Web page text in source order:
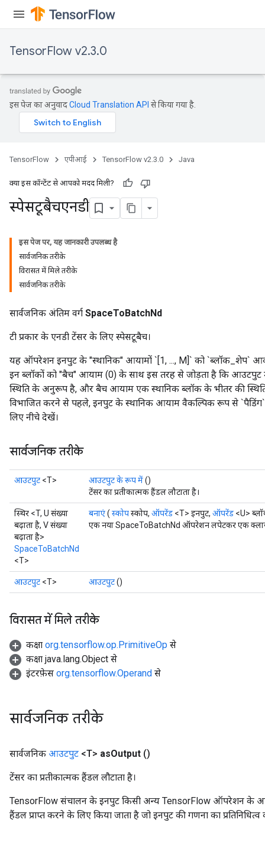
TensorFlow v2.3.0
इस पेज का अनुवादCloud Translation API से किया गया है.
TensorFlow एपीआई TensorFlow v2.3.0 Java
क्या इस कॉन्टेंट से आपको मदद मिली?
स्पेसटूबैचएनडी
इस पेज पर, यह जानकारी उपलब्ध है
सार्वजनिक तरीके
विरासत में मिले तरीके
सार्वजनिक तरीके
सार्वजनिक अंतिम वर्ग SpaceToBatchNd
टी प्रकार के एनडी टेंसर के लिए स्पेसटूबैच।
यह ऑपरेशन इनपुट के "स्थानिक" आयामों `[1, ..., M]` को `ब्लॉक_शेप`
इन ब्लॉकों को "बैच" आयाम (0) के साथ इस तरह से जोड़ता है कि आउटपुट
स्थिति के अनुरूप है, और बैच आयाम एक स्थानिक ब्लॉक के भीतर की
विभाजित करने से पहले, इनपुट के स्थानिक आयाम वैकल्पिक रूप से
लिए नीचे देखें।
सार्वजनिक तरीके
आउटपुट <T> आउटपुट के रूप में()
टेंसर का प्रतीकात्मक हैंडल लौटाता है।
स्थिर <T, U संख्या
बढ़ाता है, V संख्या
बढ़ाता है>
SpaceToBatchNd
<T>
बनाएं( स्कोपस्कोप, ऑपरेंड <T> इनपुट, ऑपरेंड <U>
एक नया SpaceToBatchNd ऑपरेशन लपेटकर एक क्लास
आउटपुट <T> आउटपुट()
विरासत में मिले तरीके
कक्षा org.tensorflow.op.PrimitiveOp से
कक्षा java.lang.Object से
इंटरफ़ेस org.tensorflow.Operand से
सार्वजनिक तरीके
सार्वजनिक आउटपुट <T> asOutput ()
टेंसर का प्रतीकात्मक हैंडल लौटाता है।
TensorFlow संचालन के इनपुट किसी अन्य TensorFlow ऑपरेशन के
हैंडल प्राप्त करने के लिए किया जाता है जो इनपुट की गणना का प्रतिनिधित्व